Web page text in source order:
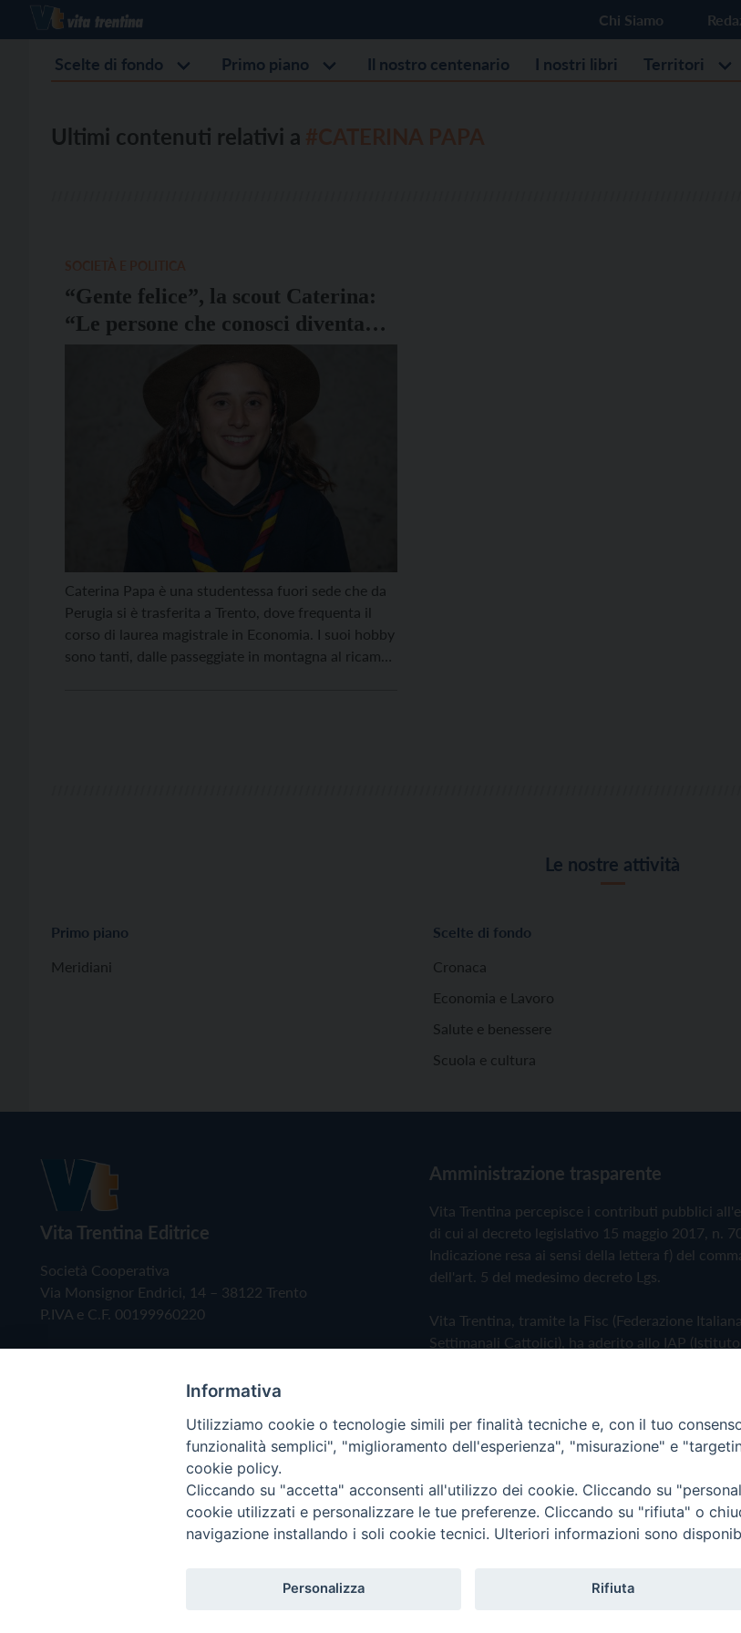
Chi Siamo
Scelte di fondo Primo piano Il nostro centenario I nostri libri Territori
Ultimi contenuti relativi a
“Gente felice”, la scout Caterina:
“Le persone che conosci diventano
una seconda famiglia”
Caterina Papa è una studentessa fuori sede che da
Perugia si è trasferita a Trento, dove frequenta il
corso di laurea magistrale in Economia. I suoi hobby
sono tanti, dalle passeggiate in montagna al ricamo,
Le nostre attività
Primo piano
Meridiani
Scelte di fondo
Cronaca
Economia e Lavoro
Salute e benessere
Scuola e cultura
Vita Trentina Editrice
Società Cooperativa
Via Monsignor Endrici, 14 – 38122 Trento
P.IVA e C.F. 00199960220
Amministrazione trasparente
Vita Trentina percepisce i contributi pubblici
di cui al decreto legislativo 15 maggio 2017, n.
Indicazione resa ai sensi della lettera f) del
dell'art. 5 del medesimo decreto Lgs.
Vita Trentina, tramite la Fisc (Federazione Italiana
Settimanali Cattolici), ha aderito allo IAP (Istituto
Privacy Policy Cookie Policy
Copyright © 2019 - Tutti i diritti riservati - Vita Trentina Editrice
Informativa
Utilizziamo cookie o tecnologie simili per finalità tecniche e, con il tuo
funzionalità semplici", "miglioramento dell'esperienza", "misurazione" e
cookie policy.
Cliccando su "accetta" acconsenti all'utilizzo dei cookie. Cliccando su
cookie utilizzati e personalizzare le tue preferenze. Cliccando su "rifiuta" o
navigazione installando i soli cookie tecnici. Ulteriori informazioni sono
Personalizza Rifiuta